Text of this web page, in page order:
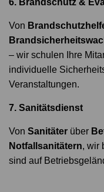
6. Brandschutz &
Von
– wir schulen Ihre
individuelle
Veranstaltungen.
7. Sanitätsdienst
Von Sanitäter über
Notfallsanitätern, wir
sind auf